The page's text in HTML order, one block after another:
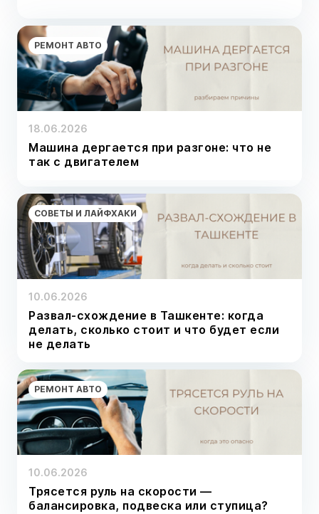
РЕМОНТ АВТО
18.06.2026
Машина дергается при разгоне: что не
так с двигателем
СОВЕТЫ И ЛАЙФХАКИ
10.06.2026
Развал-схождение в Ташкенте: когда
делать, сколько стоит и что будет если
не делать
РЕМОНТ АВТО
10.06.2026
Трясется руль на скорости —
балансировка, подвеска или ступица?